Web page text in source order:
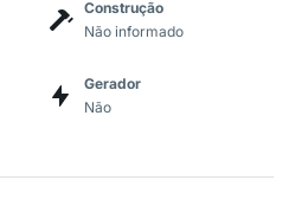
Construção
Não informado
Gerador
Não